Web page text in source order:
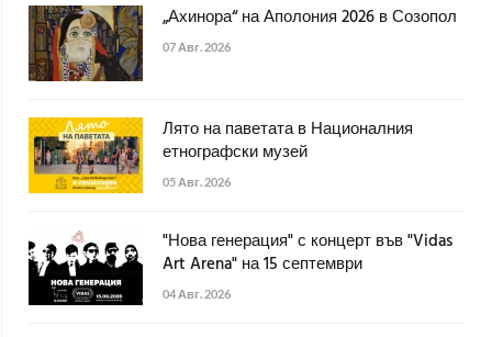
„Ахинора“ на Аполония 2026 в Созопол
07 Авг. 2026
Лято на паветата в Националния
етнографски музей
05 Авг. 2026
"Нова генерация" с концерт във "Vidas
Art Arena" на 15 септември
04 Авг. 2026